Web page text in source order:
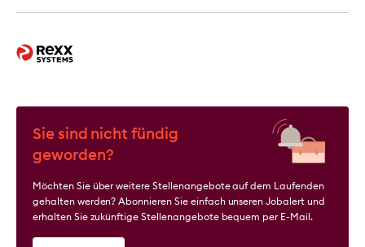
Sie sind nicht fündig
geworden?
Möchten Sie über weitere Stellenangebote auf dem Laufenden
gehalten werden? Abonnieren Sie einfach unseren Jobalert und
erhalten Sie zukünftige Stellenangebote bequem per E-Mail.